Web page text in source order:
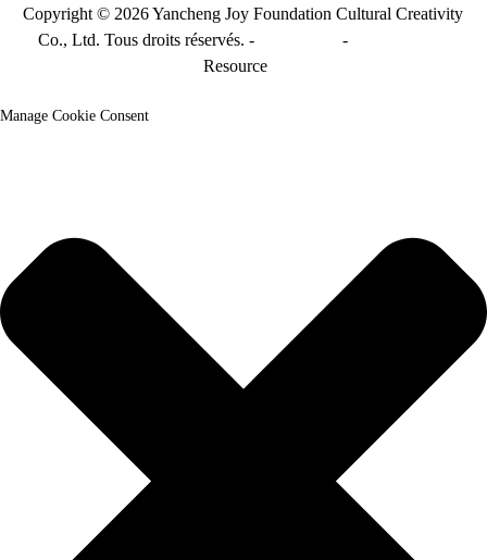
Copyright © 2026 Yancheng Joy Foundation Cultural Creativity
Co., Ltd. Tous droits réservés. -
-
Resource
Manage Cookie Consent